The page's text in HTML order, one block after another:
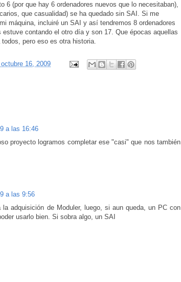
6 (por que hay 6 ordenadores nuevos que lo necesitaban),
que casualidad) se ha quedado sin SAI. Si me
máquina, incluiré un SAI y así tendremos 8 ordenadores
contando el otro día y son 17. Que épocas aquellas
pero eso es otra historia.
16, 2009
a las 16:46
proyecto logramos completar ese "casi" que nos también
a las 9:56
adquisición de Moduler, luego, si aun queda, un PC con
usarlo bien. Si sobra algo, un SAI